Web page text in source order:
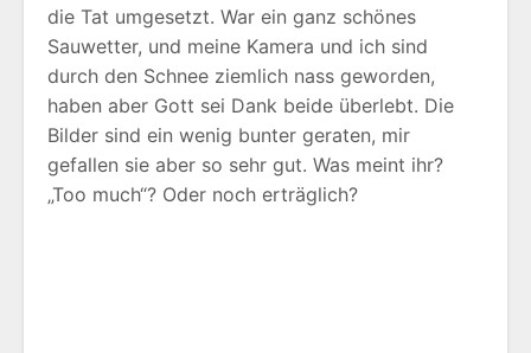
die Tat umgesetzt. War ein ganz schönes
Sauwetter, und meine Kamera und ich sind
durch den Schnee ziemlich nass geworden,
haben aber Gott sei Dank beide überlebt. Die
Bilder sind ein wenig bunter geraten, mir
gefallen sie aber so sehr gut. Was meint ihr?
„Too much“? Oder noch erträglich?